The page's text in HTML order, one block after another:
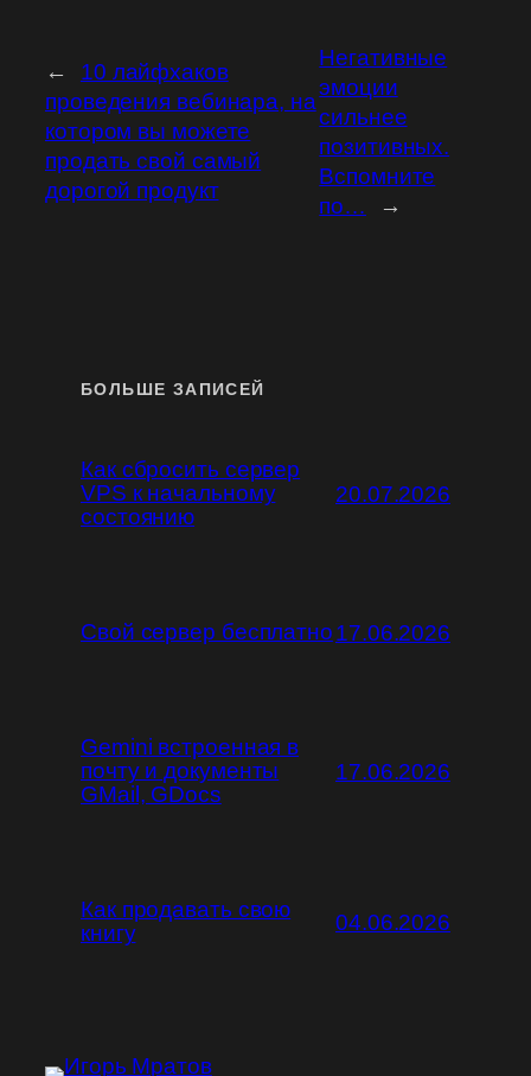
←
10 лайфхаков
проведения вебинара, на
котором вы можете
продать свой самый
дорогой продукт
Негативные
эмоции
сильнее
позитивных.
Вспомните
по…
→
БОЛЬШЕ ЗАПИСЕЙ
Как сбросить сервер
VPS к начальному
состоянию
20.07.2026
Свой сервер бесплатно17.06.2026
Gemini встроенная в
почту и документы
GMail, GDocs
17.06.2026
Как продавать свою
книгу
04.06.2026